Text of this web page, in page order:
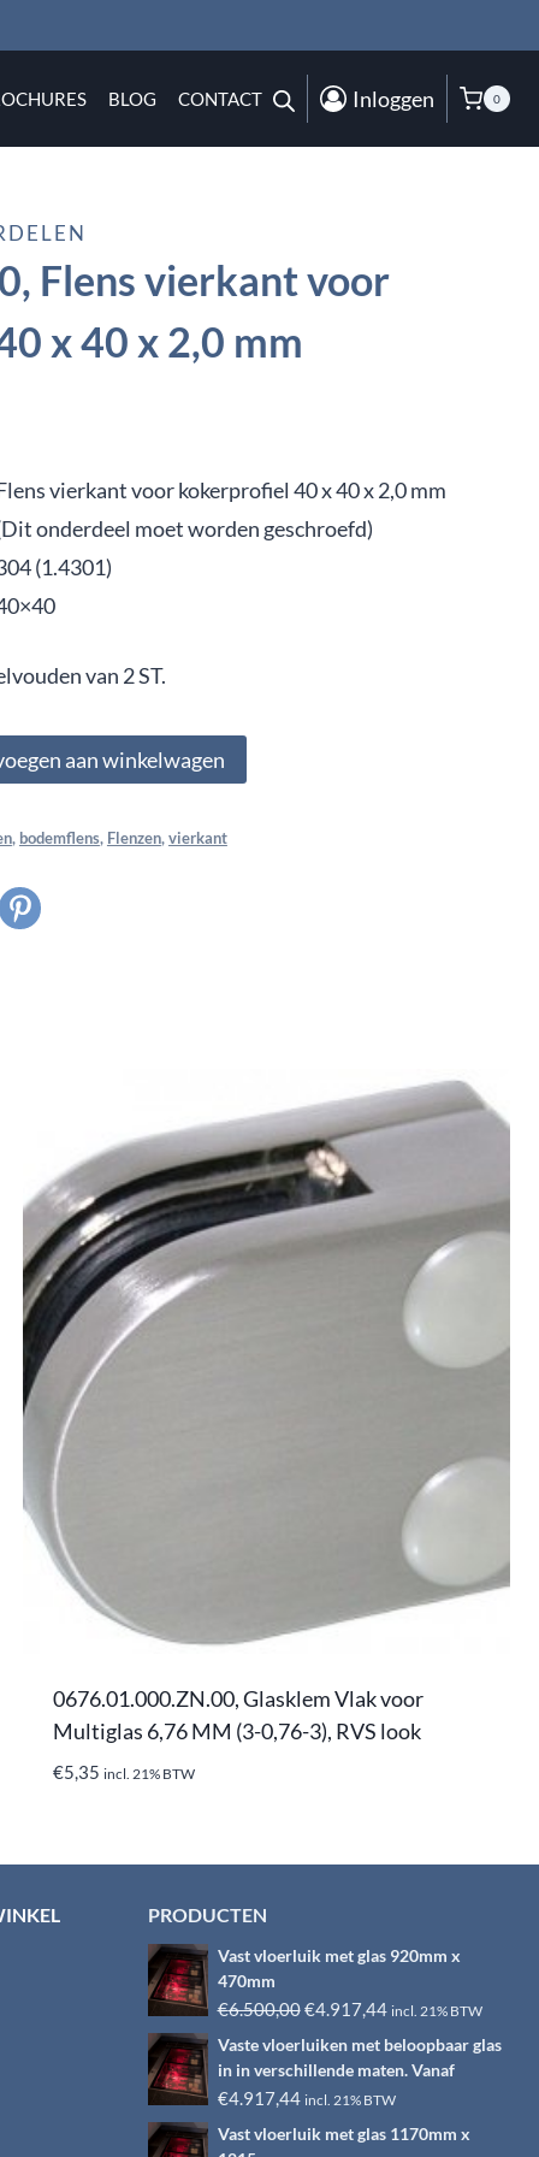
BLOG CONTACT Inloggen 0
Flens vierkant voor
x 40 x 2,0 mm
vierkant voor kokerprofiel 40 x 40 x 2,0 mm
onderdeel moet worden geschroefd)
(1.4301)
van 2 ST.
aan winkelwagen
, bodemflens, Flenzen, vierkant
0676.01.000.ZN.00, Glasklem Vlak voor
Multiglas 6,76 MM (3-0,76-3), RVS look
€5,35 incl. 21% BTW
PRODUCTEN
Vast vloerluik met glas 920mm x
470mm
€6.500,00Oorspronkelijke
prijs
was:
€6.500,00.
€4.917,44Huidige
prijs
is:
€4.917,44.
incl. 21% BTW
Vaste vloerluiken met beloopbaar glas
in in verschillende maten. Vanaf
€4.917,44 incl. 21% BTW
Vast vloerluik met glas 1170mm x